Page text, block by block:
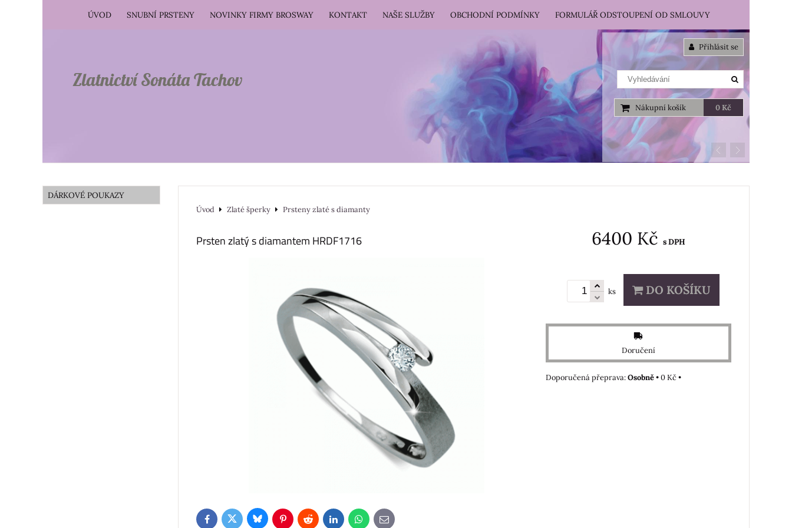
Přihlásit se
Nákupní košík 0 Kč
Zlatnictví Sonáta Tachov
ÚVOD SNUBNÍ PRSTENY NOVINKY FIRMY BROSWAY KONTAKT NAŠE SLUŽBY OBCHODNÍ PODMÍNKY FORMULÁŘ ODSTOUPENÍ OD SMLOUVY
Úvod Zlaté šperky Prsteny zlaté s diamanty
Prsten zlatý s diamantem HRDF1716 6400 Kč s DPH
ks DO KOŠÍKU
Doručení
Osobně•0 Kč•
FacebookTwitterBlueskyPinterestRedditLinkedInWhatsApp
E-
DÁRKOVÉ POUKAZY